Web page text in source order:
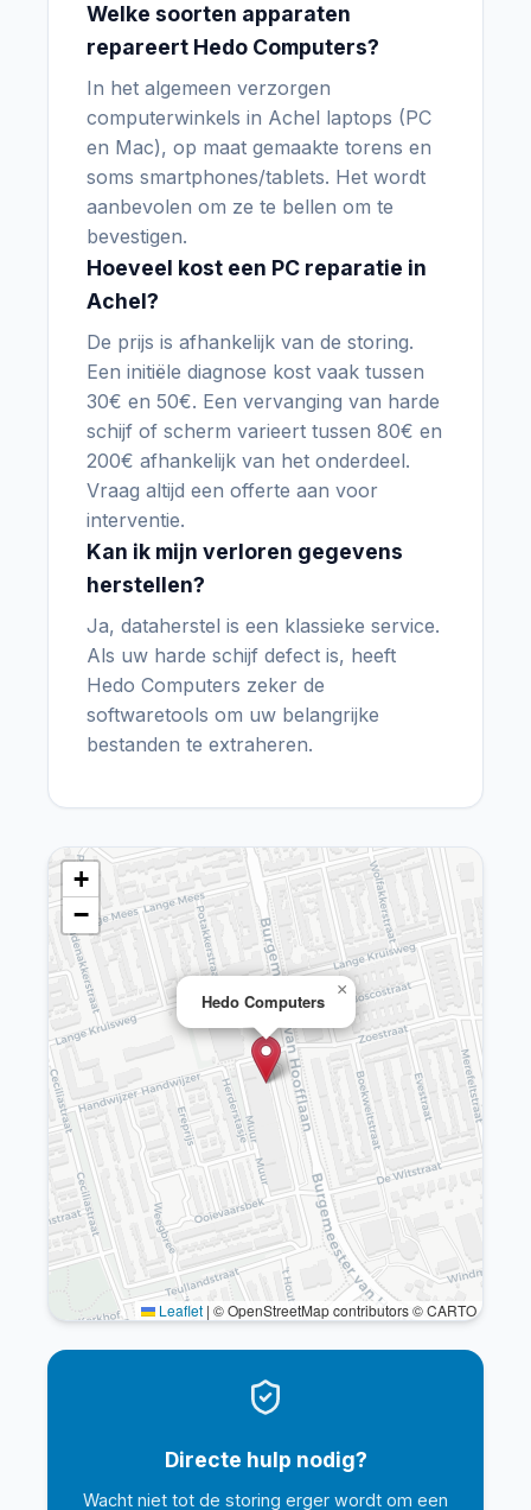
Welke soorten apparaten
repareert Hedo Computers?
In het algemeen verzorgen
computerwinkels in Achel laptops (PC
en Mac), op maat gemaakte torens en
soms smartphones/tablets. Het wordt
aanbevolen om ze te bellen om te
bevestigen.
Hoeveel kost een PC reparatie in
Achel?
De prijs is afhankelijk van de storing.
Een initiële diagnose kost vaak tussen
30€ en 50€. Een vervanging van harde
schijf of scherm varieert tussen 80€ en
200€ afhankelijk van het onderdeel.
Vraag altijd een offerte aan voor
interventie.
Kan ik mijn verloren gegevens
herstellen?
Ja, dataherstel is een klassieke service.
Als uw harde schijf defect is, heeft
Hedo Computers zeker de
softwaretools om uw belangrijke
bestanden te extraheren.
Hedo Computers
×
+
−
Leaflet | © OpenStreetMap contributors © CARTO
Directe hulp nodig?
Wacht niet tot de storing erger wordt om een